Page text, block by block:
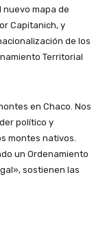
mapa de
Capitanich, y
de los
Territorial
en Chaco. Nos
político y
montes nativos.
un Ordenamiento
sostienen las